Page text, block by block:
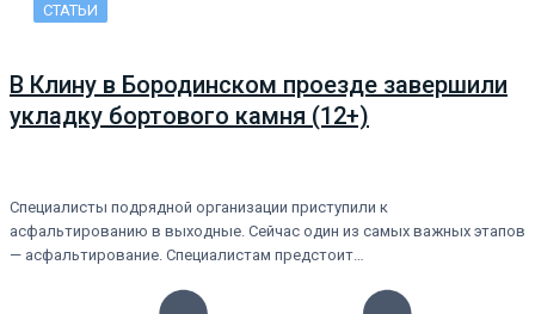
СТАТЬИ
В Клину в Бородинском проезде завершили
укладку бортового камня (12+)
Специалисты подрядной организации приступили к
асфальтированию в выходные. Сейчас один из самых важных этапов
— асфальтирование. Специалистам предстоит…